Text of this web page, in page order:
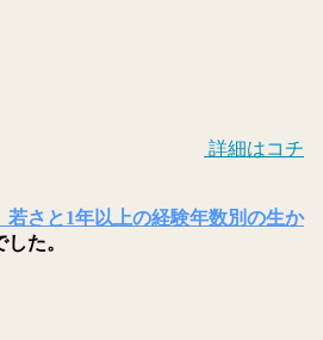
詳細はコチ
若さと1年以上の経験年数別の生か
た。